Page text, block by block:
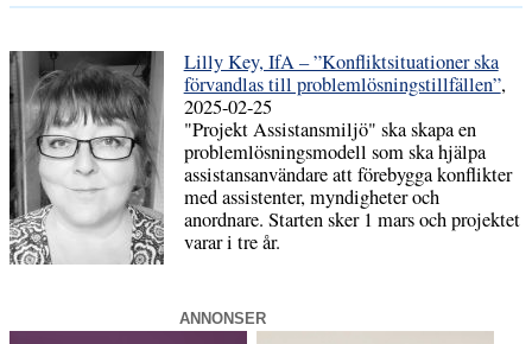
Lilly Key, IfA – ”Konfliktsituationer ska
förvandlas till problemlösningstillfällen”,
2025-02-25
"Projekt Assistansmiljö" ska skapa en
problemlösningsmodell som ska hjälpa
assistansanvändare att förebygga konflikter
med assistenter, myndigheter och
anordnare. Starten sker 1 mars och projektet
varar i tre år.
ANNONSER